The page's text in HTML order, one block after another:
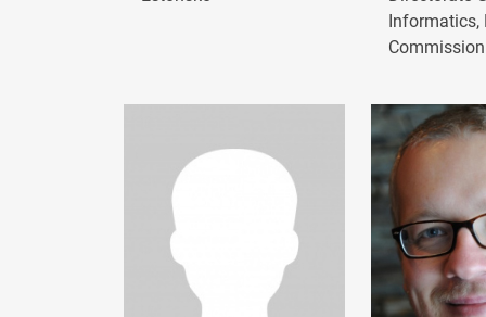
Informatics,
Commission